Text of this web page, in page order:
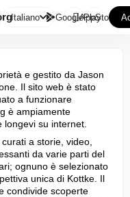
Italiano GooglePlay
AppStore
e gestito da Jason
Il sito web è stato
a funzionare
è ampiamente
su internet.
a storie, video,
da varie parti del
ognuno è selezionato
unica di Kottke. Il
condivide scoperte